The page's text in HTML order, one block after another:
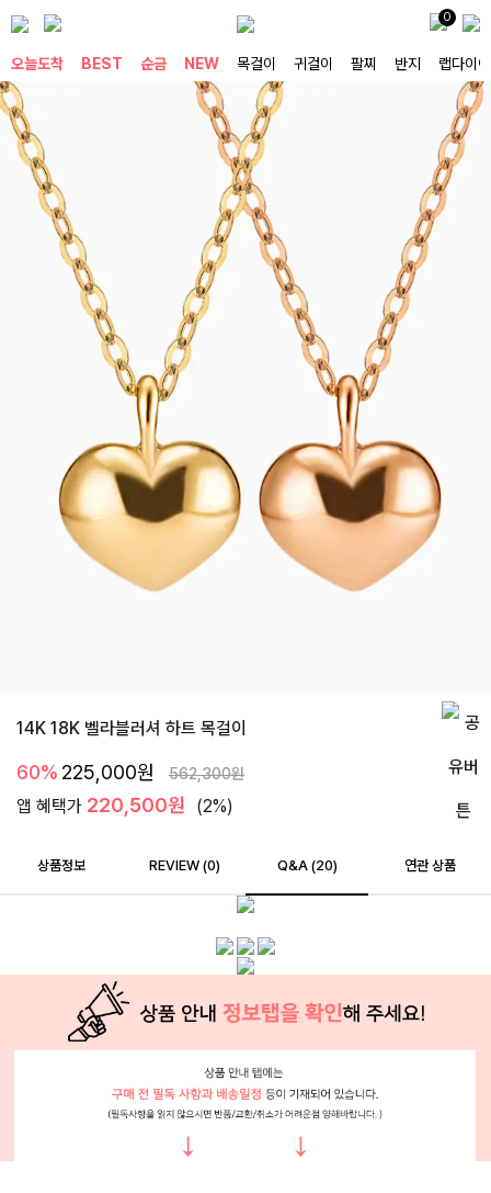
0
오늘도착 BEST 순금 NEW 목걸이 귀걸이 팔찌 반지 랩다이아
14K 18K 벨라블러셔 하트 목걸이
60% 225,000원 562,300원
앱 혜택가 220,500원 (2%)
상품정보 REVIEW (0) Q&A (20) 연관 상품